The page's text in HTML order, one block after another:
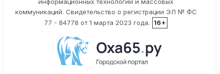
коммуникаций. Свидетельство о регистрации ЭЛ № ФС
77 - 84778 от 1 марта 2023 года.
16+